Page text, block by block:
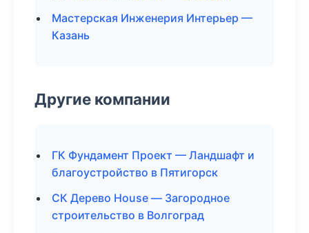
Мастерская Инженерия Интерьер —
Казань
Другие компании
ГК Фундамент Проект — Ландшафт и
благоустройство в Пятигорск
СК Дерево House — Загородное
строительство в Волгоград